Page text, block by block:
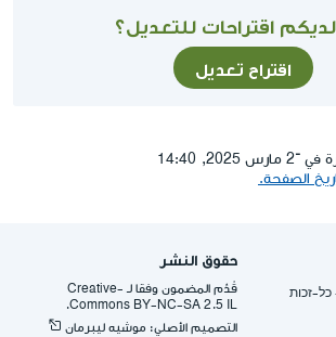
اقتراحات للتعديل؟
اقتراح تعديل
14:40
الصفحة.
זכות
حقوق النشر
قُدِّم المضمون وفقا لـ -Creative
Commons BY-NC-SA 2.5 IL.
التصميم الأصلي: موشيه ليبرمان